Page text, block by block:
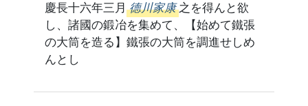
慶長十六年三月 德川家康 之を得んと欲
し、諸國の鍛冶を集めて、【始めて鐵張
の大筒を造る】鐵張の大筒を調進せしめ
んとし